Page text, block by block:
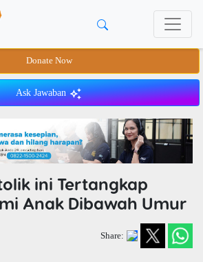
Donate Now
Ask Jawaban
ini Tertangkap
Anak Dibawah Umur
Share: